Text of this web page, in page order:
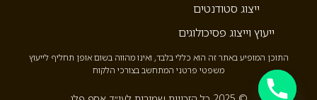
ייצוג סטודנטים
ייעוץ וייצוג פסיכולוגים
התוכן המופיע באתר זה הוא כללי בלבד, ואינו מהווה בשום אופן תחליף לייעוץ
משפטי פרטני המתחשב בצורכי הלקוח